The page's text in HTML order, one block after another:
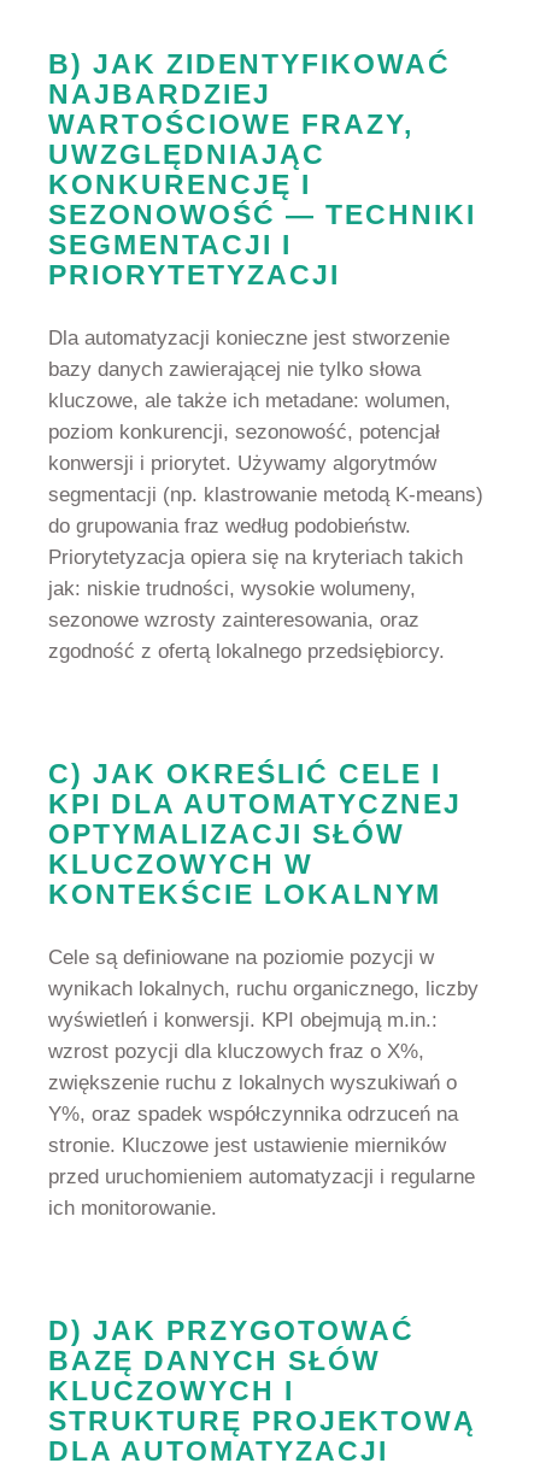
B) JAK ZIDENTYFIKOWAĆ
NAJBARDZIEJ
WARTOŚCIOWE FRAZY,
UWZGLĘDNIAJĄC
KONKURENCJĘ I
SEZONOWOŚĆ — TECHNIKI
SEGMENTACJI I
PRIORYTETYZACJI
Dla automatyzacji konieczne jest stworzenie
bazy danych zawierającej nie tylko słowa
kluczowe, ale także ich metadane: wolumen,
poziom konkurencji, sezonowość, potencjał
konwersji i priorytet. Używamy algorytmów
segmentacji (np. klastrowanie metodą K-means)
do grupowania fraz według podobieństw.
Priorytetyzacja opiera się na kryteriach takich
jak: niskie trudności, wysokie wolumeny,
sezonowe wzrosty zainteresowania, oraz
zgodność z ofertą lokalnego przedsiębiorcy.
C) JAK OKREŚLIĆ CELE I
KPI DLA AUTOMATYCZNEJ
OPTYMALIZACJI SŁÓW
KLUCZOWYCH W
KONTEKŚCIE LOKALNYM
Cele są definiowane na poziomie pozycji w
wynikach lokalnych, ruchu organicznego, liczby
wyświetleń i konwersji. KPI obejmują m.in.:
wzrost pozycji dla kluczowych fraz o X%,
zwiększenie ruchu z lokalnych wyszukiwań o
Y%, oraz spadek współczynnika odrzuceń na
stronie. Kluczowe jest ustawienie mierników
przed uruchomieniem automatyzacji i regularne
ich monitorowanie.
D) JAK PRZYGOTOWAĆ
BAZĘ DANYCH SŁÓW
KLUCZOWYCH I
STRUKTURĘ PROJEKTOWĄ
DLA AUTOMATYZACJI